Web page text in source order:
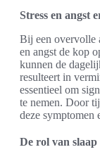
Stress en angst
Bij een overvolle
en angst de kop
kunnen de
resulteert in
essentieel om
te nemen. Door
deze symptomen
De rol van